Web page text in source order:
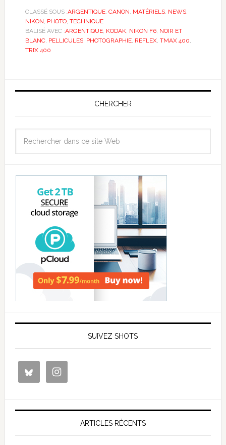
CLASSÉ SOUS :ARGENTIQUE, CANON MATÉRIELS, NEWS,
NIKON PHOTO, TECHNIQUE
BALISÉ AVEC :ARGENTIQUE, KODAK, NIKON F6, NOIR ET
BLANC, PELLICULES, PHOTOGRAPHIE, REFLEX, TMAX 400
TRIX 400
CHERCHER
SUIVEZ SHOTS
ARTICLES RÉCENTS